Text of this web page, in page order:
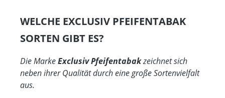
WELCHE EXCLUSIV PFEIFENTABAK
SORTEN GIBT ES?
Die MarkeExclusiv Pfeifentabakzeichnet sich
neben ihrer Qualität durch eine große Sortenvielfalt
aus.